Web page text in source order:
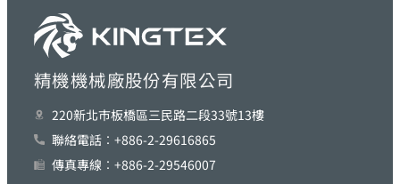
精機機械廠股份有限公司
220新北巿板橋區三民路二段33號13樓
聯絡電話︰+886-2-29616865
傳真專線︰+886-2-29546007